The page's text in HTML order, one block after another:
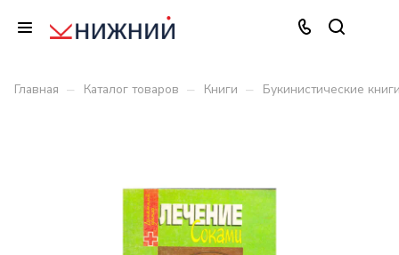
Главная – Каталог товаров – Книги – Букинистические